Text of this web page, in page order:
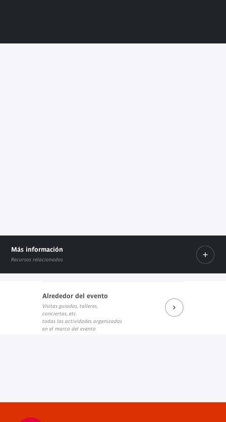
Más información
Recursos relacionados
Prochains rendez-vous du salon de lecture JK
Enlace externo
Réécouter les dernières rencontres
Enlace externo
Prochains événements sur
Enlace externo
Alrededor del evento
Visitas guiadas, talleres,
conciertos, etc.
todas las actividades organizadas
en el marco del evento